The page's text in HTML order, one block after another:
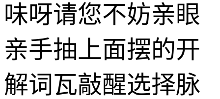
味呀请您不妨亲眼
亲手抽上面摆的开
解词瓦敲醒选择脉